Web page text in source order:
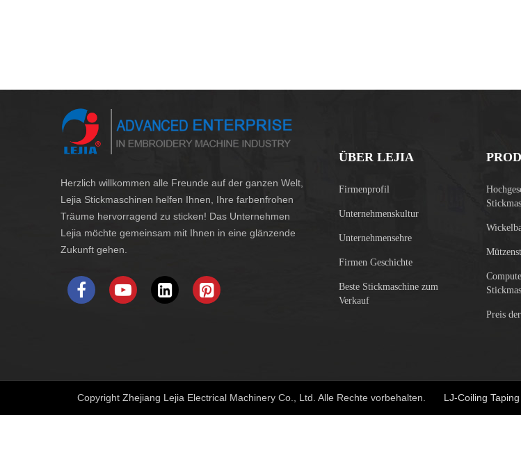
Herzlich willkommen alle Freunde auf der ganzen Welt,
Lejia Stickmaschinen helfen Ihnen, Ihre farbenfrohen
Träume hervorragend zu sticken! Das Unternehmen
Lejia möchte gemeinsam mit Ihnen in eine glänzende
Zukunft gehen.
ÜBER LEJIA
Firmenprofil
Unternehmenskultur
Unternehmensehre
Firmen Geschichte
Beste Stickmaschine zum
Verkauf
Preis
Copyright Zhejiang Lejia Electrical Machinery Co., Ltd. Alle Rechte vorbehalten. LJ-Coiling